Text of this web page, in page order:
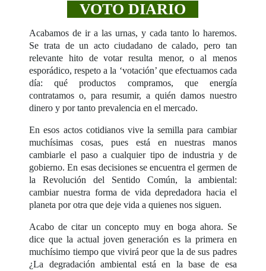
VOTO DIARIO
Acabamos de ir a las urnas, y cada tanto lo haremos.
Se trata de un acto ciudadano de calado, pero tan
relevante hito de votar resulta menor, o al menos
esporádico, respeto a la ‘votación’ que efectuamos cada
día: qué productos compramos, que energía
contratamos o, para resumir, a quién damos nuestro
dinero y por tanto prevalencia en el mercado.
En esos actos cotidianos vive la semilla para cambiar
muchísimas cosas, pues está en nuestras manos
cambiarle el paso a cualquier tipo de industria y de
gobierno. En esas decisiones se encuentra el germen de
la Revolución del Sentido Común, la ambiental:
cambiar nuestra forma de vida depredadora hacia el
planeta por otra que deje vida a quienes nos siguen.
Acabo de citar un concepto muy en boga ahora. Se
dice que la actual joven generación es la primera en
muchísimo tiempo que vivirá peor que la de sus padres
¿La degradación ambiental está en la base de esa